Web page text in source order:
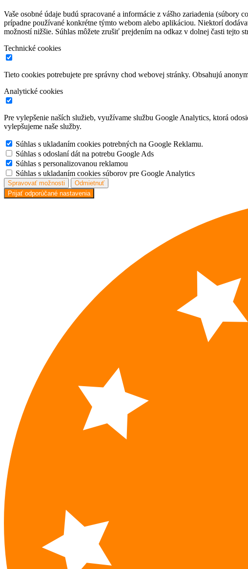
Vaše osobné údaje budú spracované a informácie z vášho zariadenia
prípadne používané konkrétne týmto webom alebo aplikáciou. Niektorí
možností nižšie. Súhlas môžete zrušiť prejdením na odkaz v dolnej časti tejto
Technické cookies
Tieto cookies potrebujete pre správny chod webovej stránky. Obsahujú
Analytické cookies
Pre vylepšenie naších služieb, využívame službu Google Analytics, ktorá
vylepšujeme naše služby.
Súhlas s ukladaním cookies potrebných na Google Reklamu.
Súhlas s odoslaní dát na potrebu Google Ads
Súhlas s personalizovanou reklamou
Súhlas s ukladaním cookies súborov pre Google Analytics
Spravovať možnosti
Odmietnuť
Prijať odporúčané nastavenia